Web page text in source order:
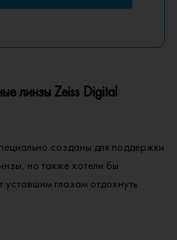
линзы Zeiss Digital
созданы для поддержки
но также хотели бы
уставшим глазам отдохнуть